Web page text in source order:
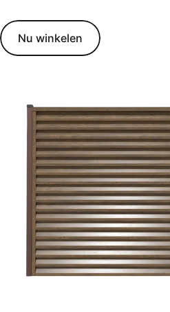
Nu winkelen